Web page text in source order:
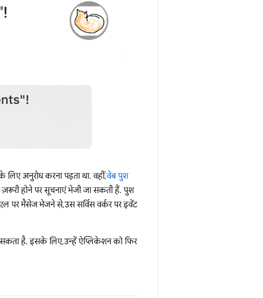
अनुरोध करना पड़ता था. वहीं,वेब पुश
होने पर सूचनाएं भेजी जा सकती हैं. पुश
पर मैसेज भेजने से, उस सर्विस वर्कर पर इवेंट
है. इसके लिए, उन्हें ऐप्लिकेशन को फिर